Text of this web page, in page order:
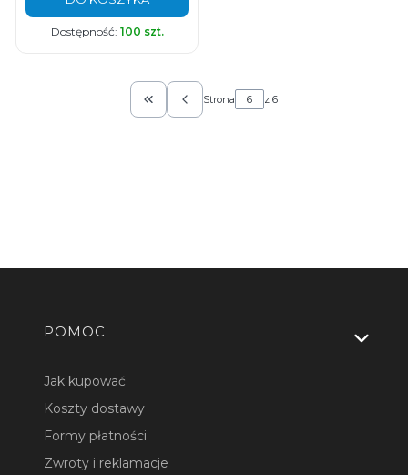
Dostępność: 100 szt.
Wróć do pierwszej strony z produktami
Strona z 6
Linki w stopce
POMOC
Jak kupować
Koszty dostawy
Formy płatności
Zwroty i reklamacje